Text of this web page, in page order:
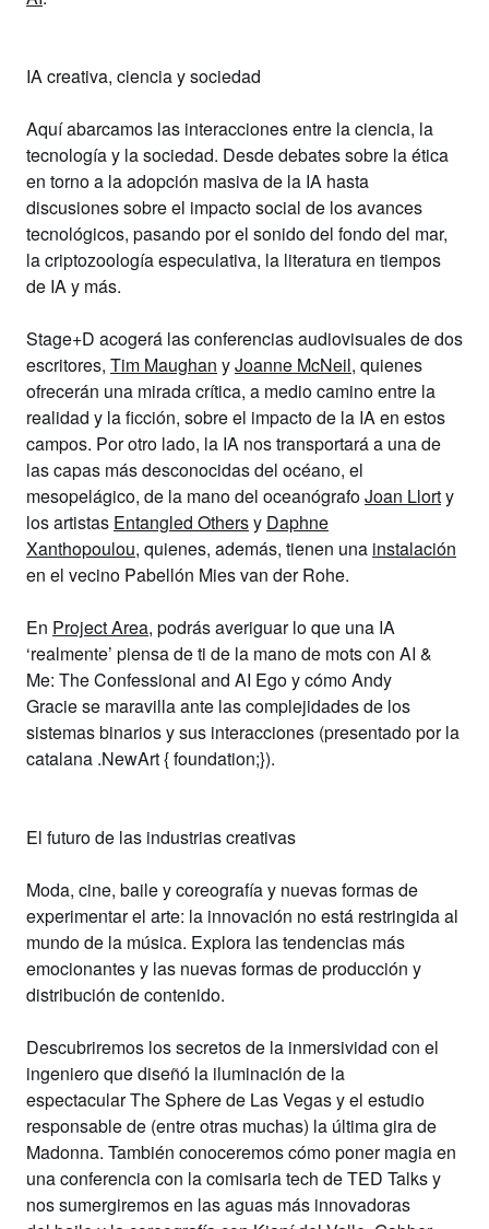
IA creativa, ciencia y sociedad
Aquí abarcamos las interacciones entre la ciencia, la
tecnología y la sociedad. Desde debates sobre la ética
en torno a la adopción masiva de la IA hasta
discusiones sobre el impacto social de los avances
tecnológicos, pasando por el sonido del fondo del mar,
la criptozoología especulativa, la literatura en tiempos
de IA y más.
Stage+D acogerá las conferencias audiovisuales de dos
escritores, Tim Maughan yJoanne McNeil, quienes
ofrecerán una mirada crítica, a medio camino entre la
realidad y la ficción, sobre el impacto de la IA en estos
campos. Por otro lado, la IA nos transportará a una de
las capas más desconocidas del océano, el
mesopelágico, de la mano del oceanógrafoJoan Llorty
los artistas Entangled Othersy Daphne
Xanthopoulou, quienes, además, tienen una instalación
en el vecino Pabellón Mies van der Rohe.
En Project Area, podrás averiguar lo que una IA
‘realmente’ piensa de ti de la mano de motscon AI &
Me: The Confessional and AI Egoy cómoAndy
Graciese maravilla ante las complejidades de los
sistemas binarios y sus interacciones (presentado por la
catalana .NewArt { foundation;}).
El futuro de las industrias creativas
Moda, cine, baile y coreografíay nuevas formas de
experimentar el arte: la innovación no está restringida al
mundo de la música. Explora las tendencias más
emocionantes y las nuevas formas de producción y
distribución de contenido.
Descubriremos los secretos de la inmersividad con el
ingeniero que diseñó la iluminación de la
espectacularThe Spherede Las Vegas y el estudio
responsable de (entre otras muchas) la última gira de
Madonna. También conoceremos cómo poner magia en
una conferencia con la comisaria tech deTED Talksy
nos sumergiremos en las aguas más innovadoras